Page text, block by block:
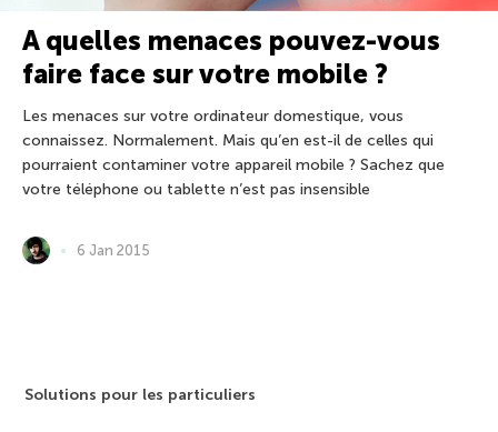
A quelles menaces pouvez-vous
faire face sur votre mobile ?
Les menaces sur votre ordinateur domestique, vous
connaissez. Normalement. Mais qu’en est-il de celles qui
pourraient contaminer votre appareil mobile ? Sachez que
votre téléphone ou tablette n’est pas insensible
6 Jan 2015
Solutions pour les particuliers